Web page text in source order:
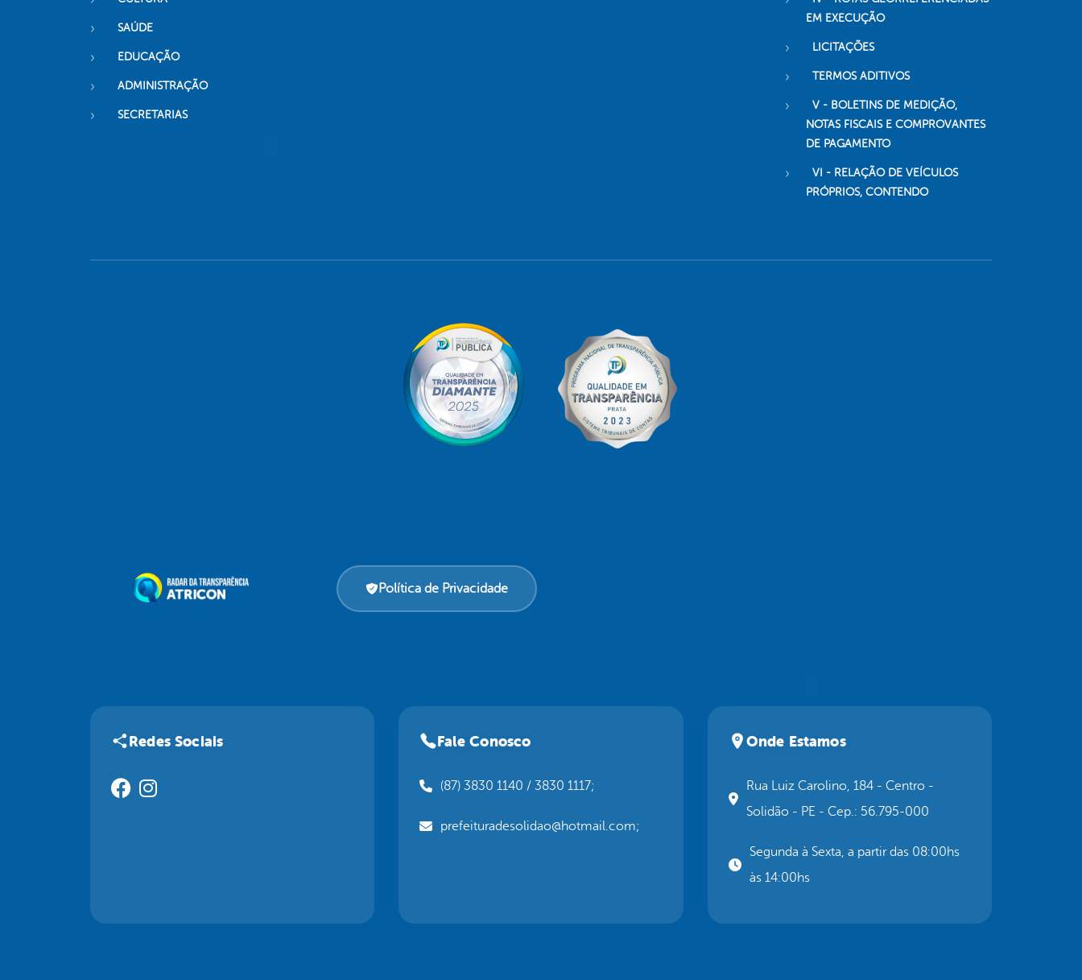
SAÚDE
EDUCAÇÃO
ADMINISTRAÇÃO
SECRETARIAS
EM EXECUÇÃO
LICITAÇÕES
TERMOS ADITIVOS
V - BOLETINS DE MEDIÇÃO,
NOTAS FISCAIS E COMPROVANTES
DE PAGAMENTO
VI - RELAÇÃO DE VEÍCULOS
PRÓPRIOS, CONTENDO
Política de Privacidade
Redes Sociais Fale Conosco
(87) 3830 1140 / 3830 1117;
prefeituradesolidao@hotmail.com;
Onde Estamos
Rua Luiz Carolino, 184 - Centro -
Solidão - PE - Cep.: 56.795-000
Segunda à Sexta, a partir das 08:00hs
às 14:00hs